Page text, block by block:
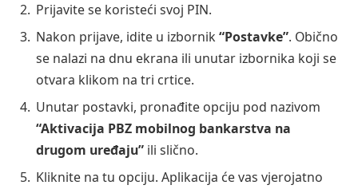
Prijavite se koristeći svoj PIN.
Nakon prijave, idite u izbornik “Postavke”. Obično
se nalazi na dnu ekrana ili unutar izbornika koji se
otvara klikom na tri crtice.
Unutar postavki, pronađite opciju pod nazivom
“Aktivacija PBZ mobilnog bankarstva na
drugom uređaju” ili slično.
Kliknite na tu opciju. Aplikacija će vas vjerojatno